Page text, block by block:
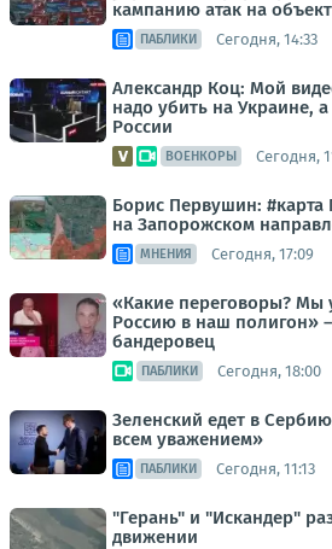
кампанию атак на
ПАБЛИКИ Сегодня, 14:33
Александр Коц: Мой
надо убить на Украине,
России
ВОЕНКОРЫ Сегодня,
Борис Первушин:
на Запорожском
МНЕНИЯ Сегодня, 17:09
«Какие переговоры? Мы
Россию в наш полигон»
бандеровец
ПАБЛИКИ Сегодня, 18:00
Зеленский едет в
всем уважением»
ПАБЛИКИ Сегодня, 11:13
"Герань" и "Искандер"
движении